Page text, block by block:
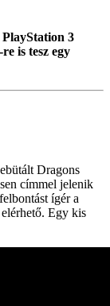
3
is tesz egy
Dragons
címmel jelenik
ígér a
Egy kis